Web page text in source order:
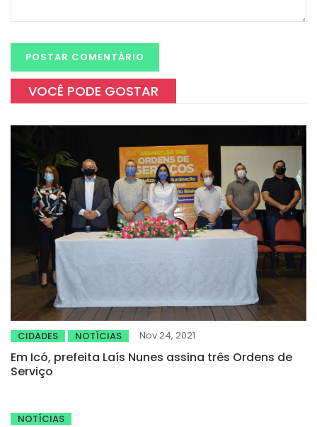
VOCÊ PODE GOSTAR
CIDADES NOTÍCIAS Nov 24, 2021
Em Icó, prefeita Laís Nunes assina três Ordens de
Serviço
NOTÍCIAS